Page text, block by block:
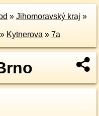
» Jihomoravský kraj »
» Kytnerova » 7a